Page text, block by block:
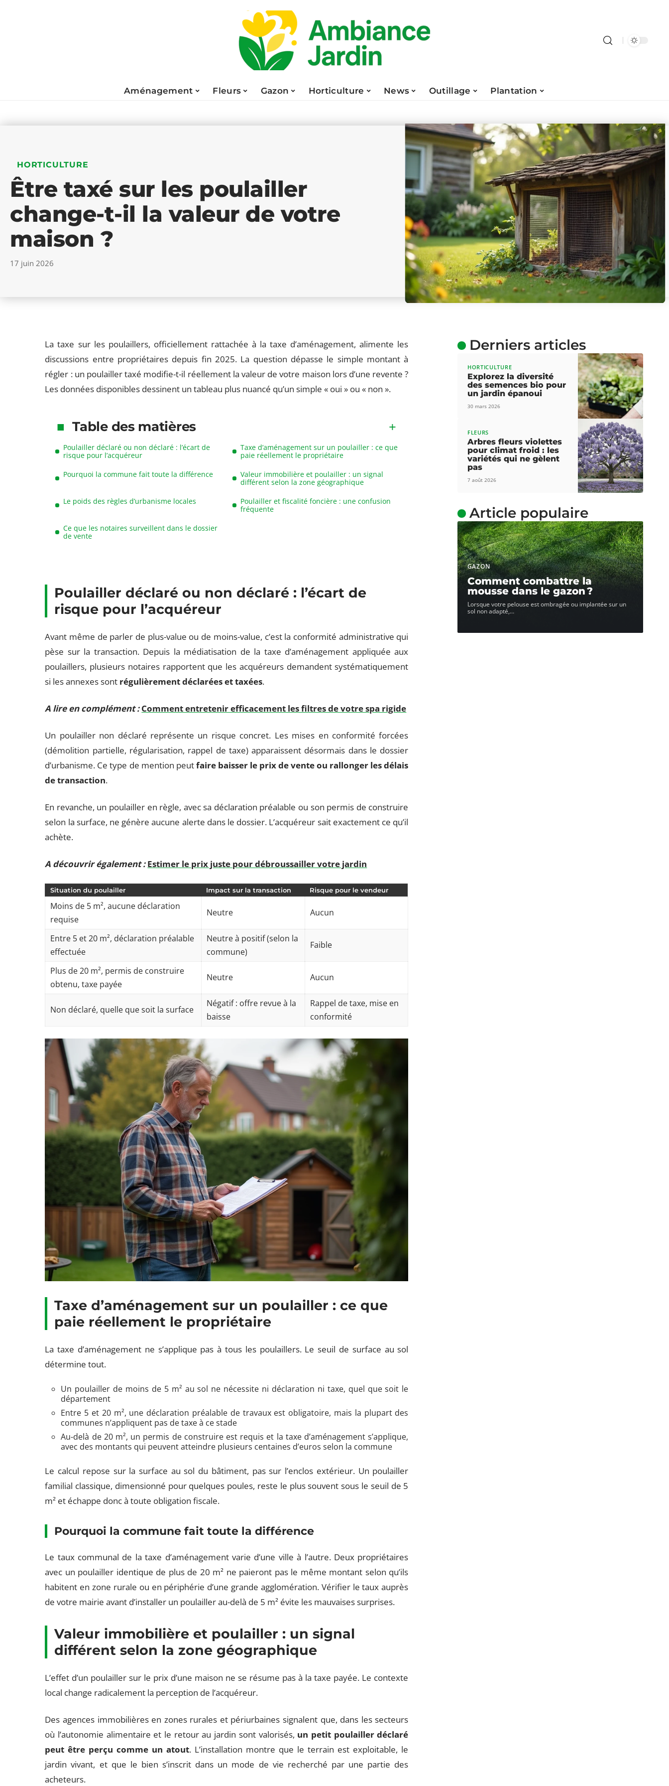
Aménagement Fleurs Gazon Horticulture News Outillage Plantation
HORTICULTURE
Être taxé sur les poulailler
change-t-il la valeur de votre
maison ?
17 juin 2026
La taxe sur les poulaillers, officiellement rattachée à la taxe d’aménagement, alimente les
discussions entre propriétaires depuis fin 2025. La question dépasse le simple montant à
régler : un poulailler taxé modifie-t-il réellement la valeur de votre maison lors d’une revente ?
Les données disponibles dessinent un tableau plus nuancé qu’un simple « oui » ou « non ».
Table des matières
Poulailler déclaré ou non déclaré : l’écart de
risque pour l’acquéreur
Taxe d’aménagement sur un poulailler : ce que
paie réellement le propriétaire
Pourquoi la commune fait toute la différence
Valeur immobilière et poulailler : un signal
différent selon la zone géographique
Le poids des règles d’urbanisme locales
Poulailler et fiscalité foncière : une confusion
fréquente
Ce que les notaires surveillent dans le dossier
de vente
Poulailler déclaré ou non déclaré : l’écart de
risque pour l’acquéreur
Avant même de parler de plus-value ou de moins-value, c’est la conformité administrative qui
pèse sur la transaction. Depuis la médiatisation de la taxe d’aménagement appliquée aux
poulaillers, plusieurs notaires rapportent que les acquéreurs demandent systématiquement
si les annexes sont régulièrement déclarées et taxées.
A lire en complément : Comment entretenir efficacement les filtres de votre spa rigide
Un poulailler non déclaré représente un risque concret. Les mises en conformité forcées
(démolition partielle, régularisation, rappel de taxe) apparaissent désormais dans le dossier
d’urbanisme. Ce type de mention peutfaire baisser le prix de vente ou rallonger les délais
de transaction.
En revanche, un poulailler en règle, avec sa déclaration préalable ou son permis de construire
selon la surface, ne génère aucune alerte dans le dossier. L’acquéreur sait exactement ce qu’il
achète.
A découvrir également : Estimer le prix juste pour débroussailler votre jardin
Situation du poulailler Impact sur la transaction Risque pour le vendeur
Moins de 5 m², aucune déclaration
requise
Neutre Aucun
Entre 5 et 20 m², déclaration préalable
effectuée
Neutre à positif (selon la
commune)
Faible
Plus de 20 m², permis de construire
obtenu, taxe payée
Neutre Aucun
Non déclaré, quelle que soit la surface
Négatif : offre revue à la
baisse
Rappel de taxe, mise en
conformité
Taxe d’aménagement sur un poulailler : ce que
paie réellement le propriétaire
La taxe d’aménagement ne s’applique pas à tous les poulaillers. Le seuil de surface au sol
détermine tout.
Un poulailler de moins de 5 m² au sol ne nécessite ni déclaration ni taxe, quel que soit le
département
Entre 5 et 20 m², une déclaration préalable de travaux est obligatoire, mais la plupart des
communes n’appliquent pas de taxe à ce stade
Au-delà de 20 m², un permis de construire est requis et la taxe d’aménagement s’applique,
avec des montants qui peuvent atteindre plusieurs centaines d’euros selon la commune
Le calcul repose sur la surface au sol du bâtiment, pas sur l’enclos extérieur. Un poulailler
familial classique, dimensionné pour quelques poules, reste le plus souvent sous le seuil de 5
m² et échappe donc à toute obligation fiscale.
Pourquoi la commune fait toute la différence
Le taux communal de la taxe d’aménagement varie d’une ville à l’autre. Deux propriétaires
avec un poulailler identique de plus de 20 m² ne paieront pas le même montant selon qu’ils
habitent en zone rurale ou en périphérie d’une grande agglomération. Vérifier le taux auprès
de votre mairie avant d’installer un poulailler au-delà de 5 m² évite les mauvaises surprises.
Valeur immobilière et poulailler : un signal
différent selon la zone géographique
L’effet d’un poulailler sur le prix d’une maison ne se résume pas à la taxe payée. Le contexte
local change radicalement la perception de l’acquéreur.
Des agences immobilières en zones rurales et périurbaines signalent que, dans les secteurs
où l’autonomie alimentaire et le retour au jardin sont valorisés, un petit poulailler déclaré
peut être perçu comme un atout. L’installation montre que le terrain est exploitable, le
jardin vivant, et que le bien s’inscrit dans un mode de vie recherché par une partie des
acheteurs.
Derniers articles
HORTICULTURE
Explorez la diversité
des semences bio pour
un jardin épanoui
30 mars 2026
FLEURS
Arbres fleurs violettes
pour climat froid : les
variétés qui ne gèlent
pas
7 août 2026
Article populaire
GAZON
Comment combattre la
mousse dans le gazon ?
Lorsque votre pelouse est ombragée ou implantée sur un
sol non adapté,…